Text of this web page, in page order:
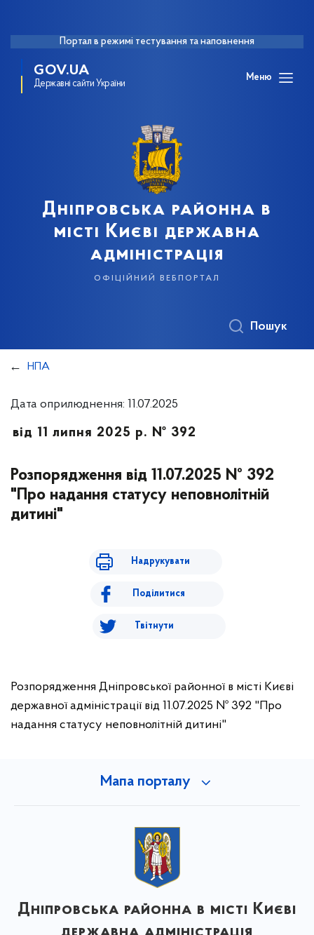
Портал в режимі тестування та наповнення
GOV.UA
Державні сайти України
Меню
Дніпровська районна в
місті Києві державна
адміністрація
офіційний вебпортал
Пошук
НПА
Дата оприлюднення: 11.07.2025
від 11 липня 2025 р. № 392
Розпорядження від 11.07.2025 № 392
"Про надання статусу неповнолітній
дитині"
Надрукувати
Поділитися
Твітнути
Розпорядження Дніпровської районної в місті Києві
державної адміністрації від 11.07.2025 № 392 "Про
надання статусу неповнолітній дитині"
Мапа порталу
Дніпровська районна в місті Києві